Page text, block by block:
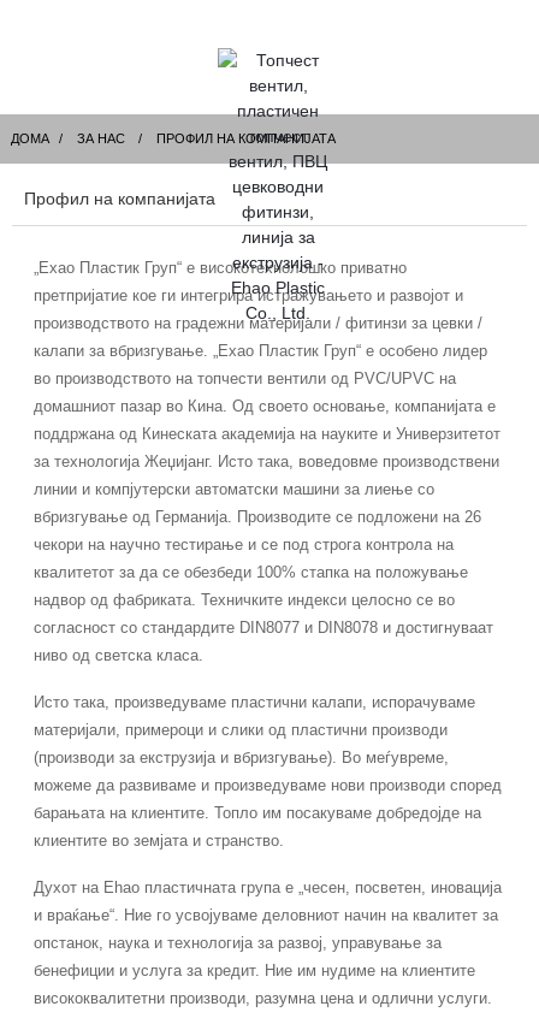
ДОМА ЗА НАС ПРОФИЛ НА КОМПАНИЈАТА
Профил на компанијата
„Ехао Пластик Груп“ е високотехнолошко приватно
претпријатие кое ги интегрира истражувањето и развојот и
производството на градежни материјали / фитинзи за цевки /
калапи за вбризгување. „Ехао Пластик Груп“ е особено лидер
во производството на топчести вентили од PVC/UPVC на
домашниот пазар во Кина. Од своето основање, компанијата е
поддржана од Кинеската академија на науките и Универзитетот
за технологија Жеџијанг. Исто така, воведовме производствени
линии и компјутерски автоматски машини за лиење со
вбризгување од Германија. Производите се подложени на 26
чекори на научно тестирање и се под строга контрола на
квалитетот за да се обезбеди 100% стапка на положување
надвор од фабриката. Техничките индекси целосно се во
согласност со стандардите DIN8077 и DIN8078 и достигнуваат
ниво од светска класа.
Исто така, произведуваме пластични калапи, испорачуваме
материјали, примероци и слики од пластични производи
(производи за екструзија и вбризгување). Во меѓувреме,
можеме да развиваме и произведуваме нови производи според
барањата на клиентите. Топло им посакуваме добредојде на
клиентите во земјата и странство.
Духот на Ehao пластичната група е „чесен, посветен, иновација
и враќање“. Ние го усвојуваме деловниот начин на квалитет за
опстанок, наука и технологија за развој, управување за
бенефиции и услуга за кредит. Ние им нудиме на клиентите
висококвалитетни производи, разумна цена и одлични услуги.